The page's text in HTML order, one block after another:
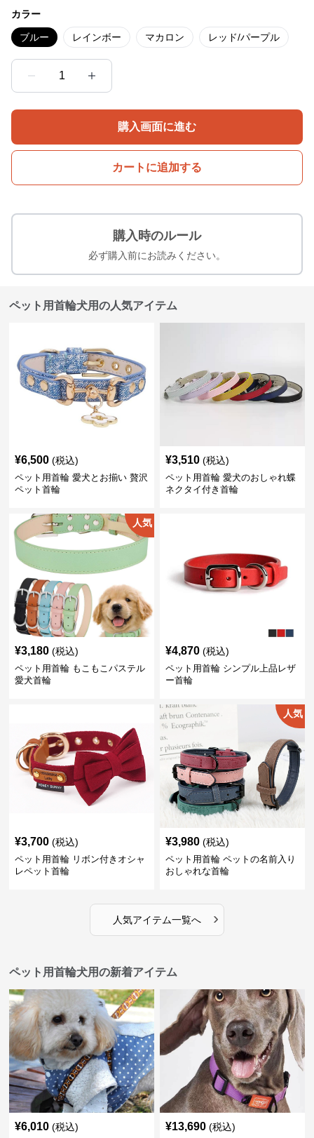
カラー
ブルー レインボー マカロン レッド/パープル
1
購入画面に進む
カートに追加する
購入時のルール
必ず購入前にお読みください。
ペット用首輪犬用の人気アイテム
¥6,500 (税込)
ペット用首輪 愛犬とお揃い 贅沢
ペット首輪
¥3,510 (税込)
ペット用首輪 愛犬のおしゃれ蝶
ネクタイ付き首輪
人気
¥3,180 (税込)
ペット用首輪 もこもこパステル
愛犬首輪
¥4,870 (税込)
ペット用首輪 シンプル上品レザ
ー首輪
¥3,700 (税込)
ペット用首輪 リボン付きオシャ
レペット首輪
人気
¥3,980 (税込)
ペット用首輪 ペットの名前入り
おしゃれな首輪
人気アイテム一覧へ ›
ペット用首輪犬用の新着アイテム
¥6,010 (税込) ¥13,690 (税込)